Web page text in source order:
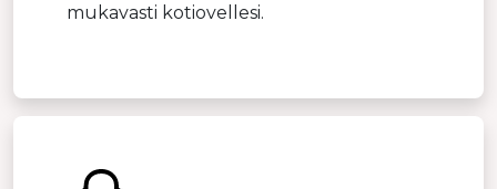
mukavasti kotiovellesi.